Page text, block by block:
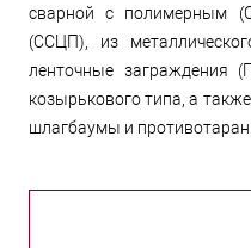
сварной с полимерным
(ССЦП), из
ленточные заграждения
козырькового типа, а
шлагбаумы и